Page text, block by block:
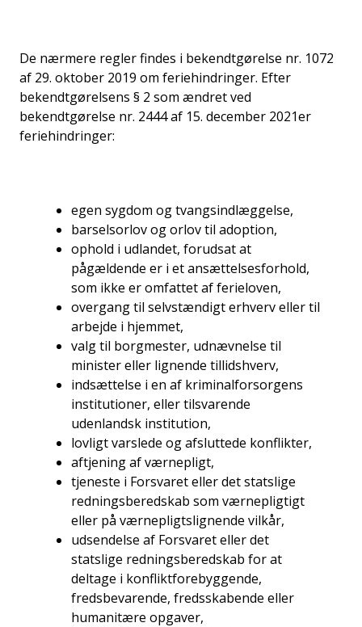
De nærmere regler findes i bekendtgørelse nr. 1072
af 29. oktober 2019 om feriehindringer. Efter
bekendtgørelsens § 2 som ændret ved
bekendtgørelse nr. 2444 af 15. december 2021er
feriehindringer:
egen sygdom og tvangsindlæggelse,
barselsorlov og orlov til adoption,
ophold i udlandet, forudsat at
pågældende er i et ansættelsesforhold,
som ikke er omfattet af ferieloven,
overgang til selvstændigt erhverv eller til
arbejde i hjemmet,
valg til borgmester, udnævnelse til
minister eller lignende tillidshverv,
indsættelse i en af kriminalforsorgens
institutioner, eller tilsvarende
udenlandsk institution,
lovligt varslede og afsluttede konflikter,
aftjening af værnepligt,
tjeneste i Forsvaret eller det statslige
redningsberedskab som værnepligtigt
eller på værnepligtslignende vilkår,
udsendelse af Forsvaret eller det
statslige redningsberedskab for at
deltage i konfliktforebyggende,
fredsbevarende, fredsskabende eller
humanitære opgaver,